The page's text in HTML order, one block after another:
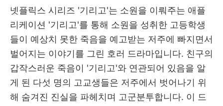
넷플릭스 시리즈 '기리고'는 소원을 이뤄주는 애플
리케이션 '기리고'를 통해 소원을 성취한 고등학생
들이 예상치 못한 죽음을 예고받는 저주에 빠지면서
벌어지는 이야기를 그린 호러 드라마입니다. 친구의
갑작스러운 죽음이 '기리고'와 연관되어 있음을 알
게 된 다섯 명의 고교생들은 저주에서 벗어나기 위
해 숨겨진 진실을 파헤치며 고군분투합니다. 이 드